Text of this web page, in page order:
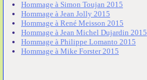
Hommage à Simon Toujan 2015
Hommage à Jean Jolly 2015
Hommage à René Meisson 2015
Hommage à Jean Michel Dujardin 2015
Hommage à Philippe Lomanto 2015
Hommage à Mike Forster 2015